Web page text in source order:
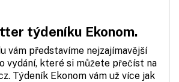
týdeníku Ekonom.
vám představíme nejzajímavější
vydání, které si můžete přečíst na
Týdeník Ekonom vám už více jak